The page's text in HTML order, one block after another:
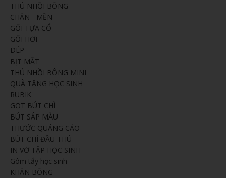
THÚ NHỒI BÔNG
CHĂN - MỀN
GỐI TỰA CỔ
GỐI HƠI
DÉP
BỊT MẮT
THÚ NHỒI BÔNG MINI
QUÀ TẶNG HỌC SINH
RUBIK
GỌT BÚT CHÌ
BÚT SÁP MÀU
THƯỚC QUẢNG CÁO
BÚT CHÌ ĐẦU THÚ
IN VỞ TẬP HỌC SINH
Gôm tẩy học sinh
KHĂN BÔNG